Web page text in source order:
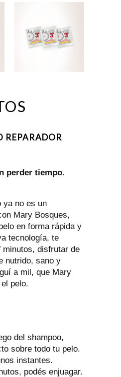
REPARADOR
perder tiempo.
ya no es un
Mary Bosques,
en forma rápida y
tecnología, te
minutos, disfrutar de
nutrido, sano y
a mil, que Mary
pelo.
del shampoo,
sobre todo tu pelo.
instantes.
podés enjuagar.